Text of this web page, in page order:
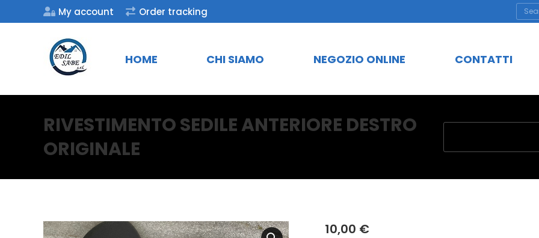
My account Order tracking
HOME CHI SIAMO NEGOZIO ONLINE CONTATTI
RIVESTIMENTO SEDILE ANTERIORE DESTRO
ORIGINALE
10,00 €